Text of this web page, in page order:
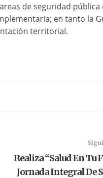
de seguridad pública
en tanto la
territorial.
Realiza “Salud En Tu
Jornada Integral De